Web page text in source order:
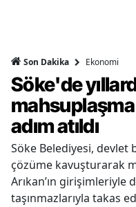
Son Dakika Ekonomi
Söke'de
adım atıldı
Söke Belediyesi, devlet
çözüme kavuşturarak
Arıkan’ın girişimleriyle
taşınmazlarıyla takas